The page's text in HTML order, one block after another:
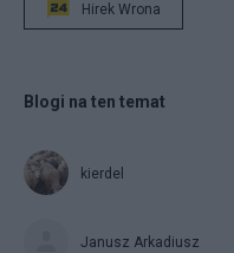
Hirek Wrona
Blogi na ten temat
kierdel
Janusz Arkadiusz